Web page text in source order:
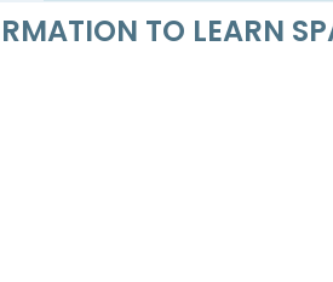
TO LEARN